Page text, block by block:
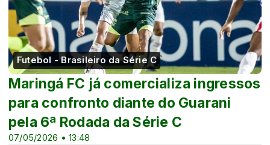
Futebol - Brasileiro da Série C
07/05/2026 • 13:48
Maringá FC já comercializa ingressos
para confronto diante do Guarani
pela 6ª Rodada da Série C